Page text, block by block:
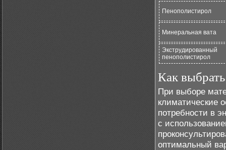
Пенополистирол
Минеральная вата
Экструдированный
пенополистирол
Как
При выборе
климатические
потребности в
с
оптимальный